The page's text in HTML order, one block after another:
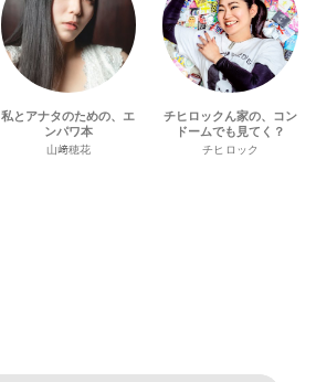
私とアナタのための、エ
ンパワ本
山﨑穂花
チヒロックん家の、コン
ドームでも見てく？
チヒロック